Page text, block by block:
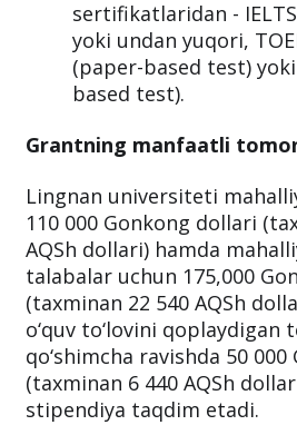
sertifikatlaridan -
yoki undan yuqori,
(paper-based test)
based test).
Grantning manfaatli
Lingnan universiteti
110 000 Gonkong dollari
AQSh dollari) hamda
talabalar uchun 175,000
(taxminan 22 540 AQSh
o‘quv to‘lovini qoplaydigan
qo‘shimcha ravishda 50
(taxminan 6 440 AQSh
stipendiya taqdim etadi.